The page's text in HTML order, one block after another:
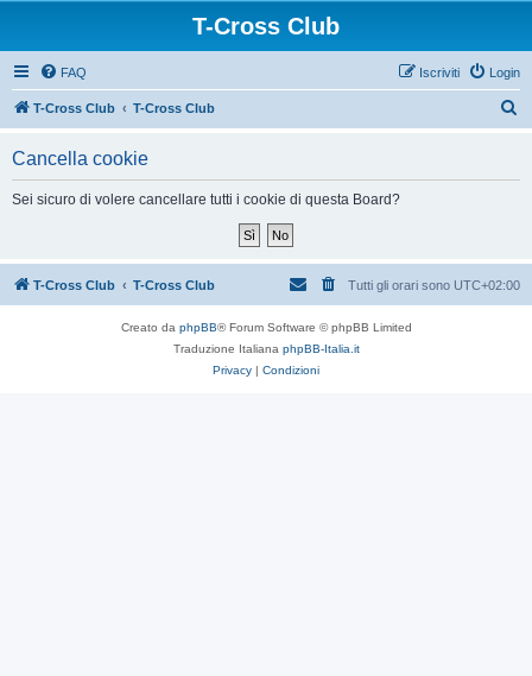
T-Cross Club
FAQ Login
Iscriviti
T-Cross Club T-Cross Club
Cancella cookie
Sei sicuro di volere cancellare tutti i cookie di questa Board?
T-Cross Club T-Cross Club Tutti gli orari sono UTC+02:00
Creato da phpBB® Forum Software © phpBB Limited
Traduzione Italiana phpBB-Italia.it
Privacy | Condizioni